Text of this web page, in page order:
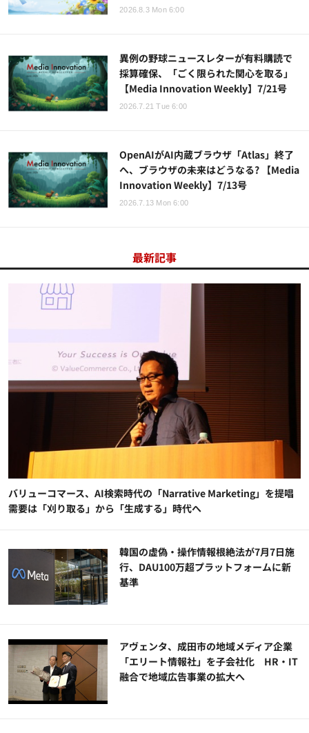
2026.8.3 Mon 6:00
異例の野球ニュースレターが有料購読で
採算確保、「ごく限られた関心を取る」
【Media Innovation Weekly】7/21号
2026.7.21 Tue 6:00
OpenAIがAI内蔵ブラウザ「Atlas」終了
へ、ブラウザの未来はどうなる? 【Media
Innovation Weekly】7/13号
2026.7.13 Mon 6:00
最新記事
バリューコマース、AI検索時代の「Narrative Marketing」を提唱
需要は「刈り取る」から「生成する」時代へ
韓国の虚偽・操作情報根絶法が7月7日施
行、DAU100万超プラットフォームに新
基準
アヴェンタ、成田市の地域メディア企業
「エリート情報社」を子会社化 HR・IT
融合で地域広告事業の拡大へ